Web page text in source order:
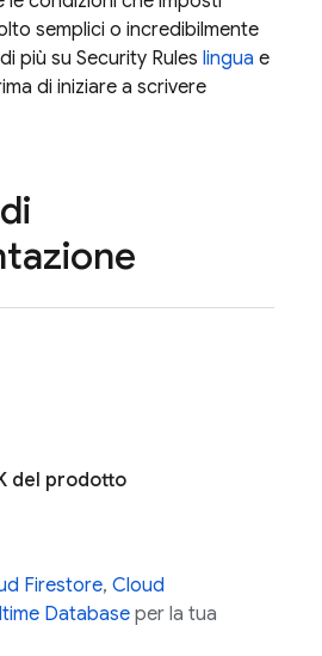
semplici o incredibilmente
più su Security Rules lingua e
di iniziare a scrivere
del prodotto
Firestore, Cloud
Databaseper la tua